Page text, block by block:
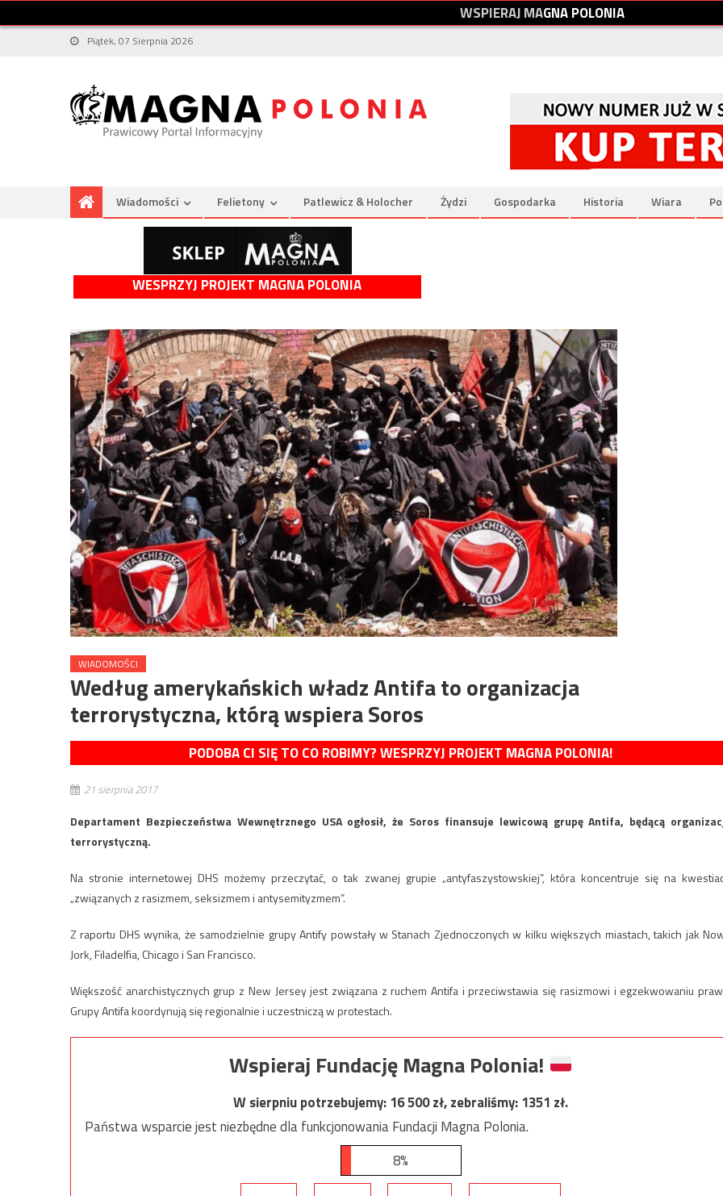
WSPIERAJMAGNAPOLONIA
Piątek, 07 Sierpnia 2026
Wiadomości Felietony Patlewicz & Holocher Żydzi Gospodarka Historia Wiara
WESPRZYJ PROJEKT MAGNA POLONIA
WIADOMOŚCI
Według amerykańskich władz Antifa to organizacja
terrorystyczna, którą wspiera Soros
PODOBA CI SIĘ TO CO ROBIMY? WESPRZYJ PROJEKT MAGNA POLONIA!
21 sierpnia 2017
Departament Bezpieczeństwa Wewnętrznego USA ogłosił, że Soros finansuje lewicową grupę Antifa, będącą
terrorystyczną.
Na stronie internetowej DHS możemy przeczytać, o tak zwanej grupie „antyfaszystowskiej”, która koncentruje się na
„związanych z rasizmem, seksizmem i antysemityzmem”.
Z raportu DHS wynika, że samodzielnie grupy Antify powstały w Stanach Zjednoczonych w kilku większych miastach, takich jak
Jork, Filadelfia, Chicago i San Francisco.
Większość anarchistycznych grup z New Jersey jest związana z ruchem Antifa i przeciwstawia się rasizmowi i egzekwowaniu
Grupy Antifa koordynują się regionalnie i uczestniczą w protestach.
Wspieraj Fundację Magna Polonia!
W sierpniu potrzebujemy:16 500zł, zebraliśmy:1351 zł.
Państwa wsparcie jest niezbędne dla funkcjonowania Fundacji Magna Polonia.
8%